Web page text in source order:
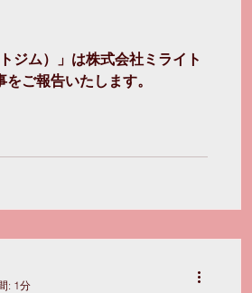
ジム）」は株式会社ミライト
ご報告いたします。
: 1分